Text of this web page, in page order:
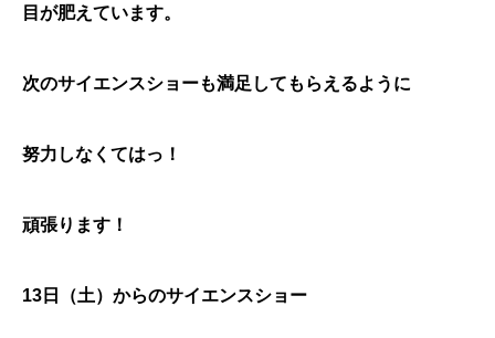
目が肥えています。
次のサイエンスショーも満足してもらえるように
努力しなくてはっ！
頑張ります！
13日（土）からのサイエンスショー